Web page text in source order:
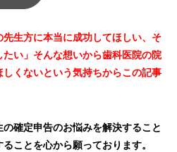
先生方に本当に成功してほしい、そ
たい」そんな想いから歯科医院の院
くないという気持ちからこの記事
確定申告のお悩みを解決すること
ことを心から願っております。